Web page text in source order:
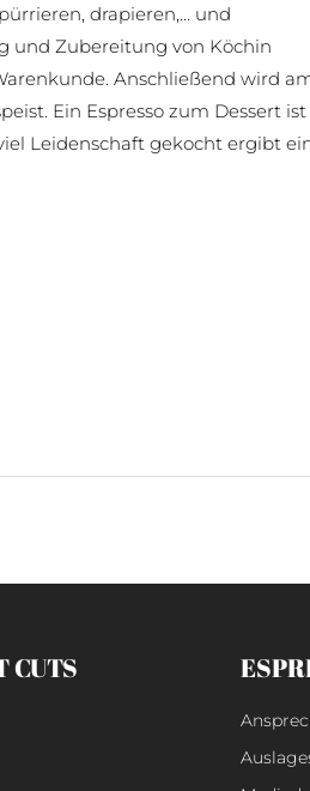
drapieren,… und
und Zubereitung von Köchin
Anschließend wird
Ein Espresso zum Dessert ist
Leidenschaft gekocht ergibt
CUTS